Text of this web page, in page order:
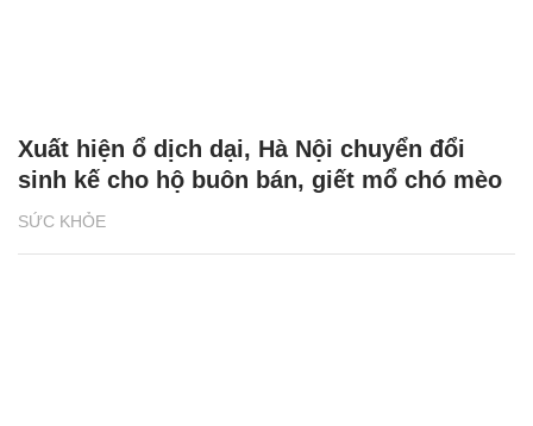
SỨC KHỎE
Xuất hiện ổ dịch dại, Hà Nội chuyển đổi
sinh kế cho hộ buôn bán, giết mổ chó mèo